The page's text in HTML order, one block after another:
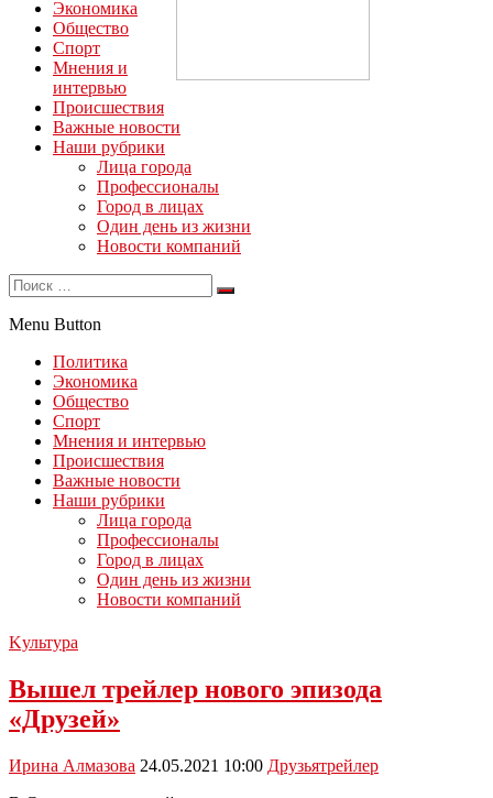
Экономика
Общество
Спорт
Мнения и
интервью
Происшествия
Важные новости
Наши рубрики
Лица города
Профессионалы
Город в лицах
Один день из жизни
Новости компаний
Menu Button
Политика
Экономика
Общество
Спорт
Мнения и интервью
Происшествия
Важные новости
Наши рубрики
Лица города
Профессионалы
Город в лицах
Один день из жизни
Новости компаний
Kультура
Вышел трейлер нового эпизода
«Друзей»
Ирина Алмазова 24.05.2021 10:00 Друзьятрейлер